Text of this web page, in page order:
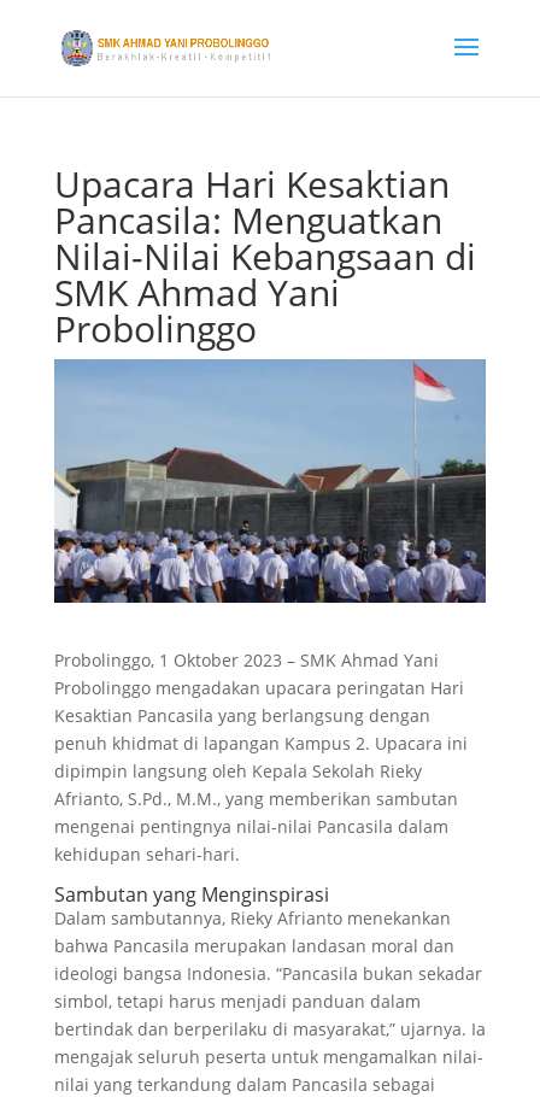
Upacara Hari Kesaktian
Pancasila: Menguatkan
Nilai-Nilai Kebangsaan di
SMK Ahmad Yani
Probolinggo
Probolinggo, 1 Oktober 2023 – SMK Ahmad Yani
Probolinggo mengadakan upacara peringatan Hari
Kesaktian Pancasila yang berlangsung dengan
penuh khidmat di lapangan Kampus 2. Upacara ini
dipimpin langsung oleh Kepala Sekolah Rieky
Afrianto, S.Pd., M.M., yang memberikan sambutan
mengenai pentingnya nilai-nilai Pancasila dalam
kehidupan sehari-hari.
Sambutan yang Menginspirasi
Dalam sambutannya, Rieky Afrianto menekankan
bahwa Pancasila merupakan landasan moral dan
ideologi bangsa Indonesia. “Pancasila bukan sekadar
simbol, tetapi harus menjadi panduan dalam
bertindak dan berperilaku di masyarakat,” ujarnya. Ia
mengajak seluruh peserta untuk mengamalkan nilai-
nilai yang terkandung dalam Pancasila sebagai